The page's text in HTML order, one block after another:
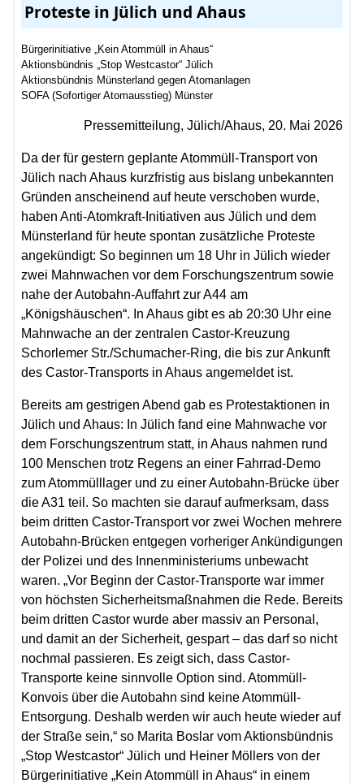
Proteste in Jülich und Ahaus
Bürgerinitiative „Kein Atommüll in Ahaus“
Aktionsbündnis „Stop Westcastor“ Jülich
Aktionsbündnis Münsterland gegen Atomanlagen
SOFA (Sofortiger Atomausstieg) Münster
Pressemitteilung, Jülich/Ahaus, 20. Mai 2026
Da der für gestern geplante Atommüll-Transport von
Jülich nach Ahaus kurzfristig aus bislang unbekannten
Gründen anscheinend auf heute verschoben wurde,
haben Anti-Atomkraft-Initiativen aus Jülich und dem
Münsterland für heute spontan zusätzliche Proteste
angekündigt: So beginnen um 18 Uhr in Jülich wieder
zwei Mahnwachen vor dem Forschungszentrum sowie
nahe der Autobahn-Auffahrt zur A44 am
„Königshäuschen“. In Ahaus gibt es ab 20:30 Uhr eine
Mahnwache an der zentralen Castor-Kreuzung
Schorlemer Str./Schumacher-Ring, die bis zur Ankunft
des Castor-Transports in Ahaus angemeldet ist.
Bereits am gestrigen Abend gab es Protestaktionen in
Jülich und Ahaus: In Jülich fand eine Mahnwache vor
dem Forschungszentrum statt, in Ahaus nahmen rund
100 Menschen trotz Regens an einer Fahrrad-Demo
zum Atommülllager und zu einer Autobahn-Brücke über
die A31 teil. So machten sie darauf aufmerksam, dass
beim dritten Castor-Transport vor zwei Wochen mehrere
Autobahn-Brücken entgegen vorheriger Ankündigungen
der Polizei und des Innenministeriums unbewacht
waren. „Vor Beginn der Castor-Transporte war immer
von höchsten Sicherheitsmaßnahmen die Rede. Bereits
beim dritten Castor wurde aber massiv an Personal,
und damit an der Sicherheit, gespart – das darf so nicht
nochmal passieren. Es zeigt sich, dass Castor-
Transporte keine sinnvolle Option sind. Atommüll-
Konvois über die Autobahn sind keine Atommüll-
Entsorgung. Deshalb werden wir auch heute wieder auf
der Straße sein,“ so Marita Boslar vom Aktionsbündnis
„Stop Westcastor“ Jülich und Heiner Möllers von der
Bürgerinitiative „Kein Atommüll in Ahaus“ in einem